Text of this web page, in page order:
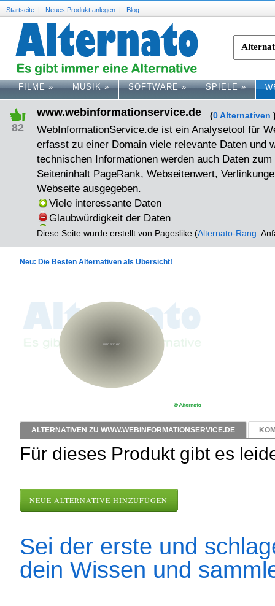
Startseite | Neues Produkt anlegen | Blog
FILME» MUSIK» SOFTWARE» SPIELE»
82
www.webinformationservice.de (0 Alternativen
WebInformationService.de ist ein Analysetool für
erfasst zu einer Domain viele relevante Daten und
technischen Informationen werden auch Daten
Seiteninhalt PageRank, Webseitenwert,
Webseite ausgegeben.
Viele interessante Daten
Glaubwürdigkeit der Daten
Diese Seite wurde erstellt von Pageslike (Alternato-Rang:
Neu: Die Besten Alternativen als Übersicht!
ALTERNATIVEN ZU WWW.WEBINFORMATIONSERVICE.DE
Für dieses Produkt gibt es
NEUE ALTERNATIVE HINZUFÜGEN
Sei der erste und
dein Wissen und